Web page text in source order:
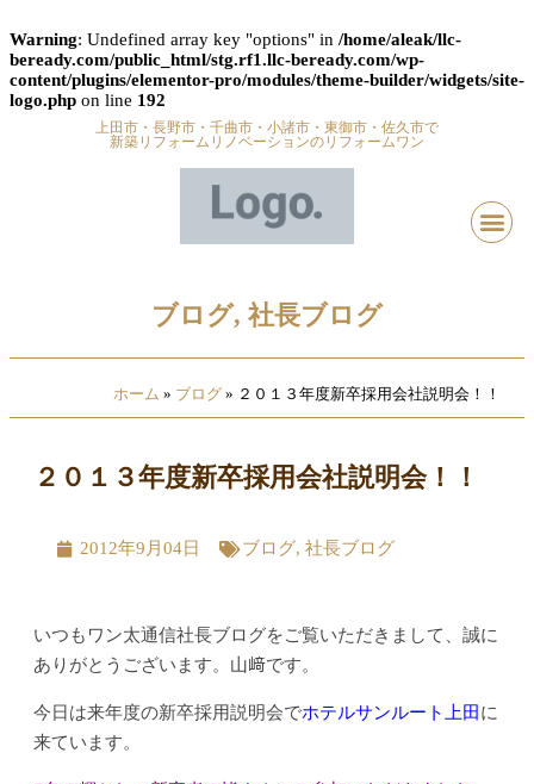
Warning: Undefined array key "options" in /home/aleak/llc-
beready.com/public_html/stg.rf1.llc-beready.com/wp-
content/plugins/elementor-pro/modules/theme-builder/widgets/site-
logo.php on line 192
上田市・長野市・千曲市・小諸市・東御市・佐久市で
新築リフォームリノベーションのリフォームワン
ブログ, 社長ブログ
ホーム » ブログ » ２０１３年度新卒採用会社説明会！！
２０１３年度新卒採用会社説明会！！
2012年9月04日 ブログ, 社長ブログ
いつもワン太通信社長ブログをご覧いただきまして、誠に
ありがとうございます。山﨑です。
今日は来年度の新卒採用説明会でホテルサンルート上田 に
来ています。